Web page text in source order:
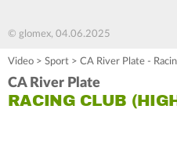
© glomex, 04.06.2025
Video > Sport > CA River Plate -
CA River Plate
RACING CLUB